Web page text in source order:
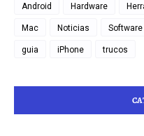
Android Hardware
Mac Noticias Software
guia iPhone trucos